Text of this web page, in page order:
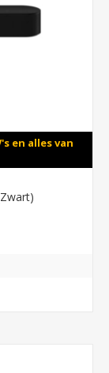
en alles van